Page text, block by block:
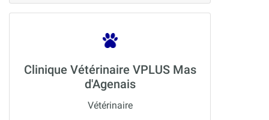
Clinique Vétérinaire VPLUS Mas
d'Agenais
Vétérinaire